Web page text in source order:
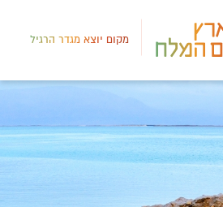
מקום יוצא מגדר הרגיל